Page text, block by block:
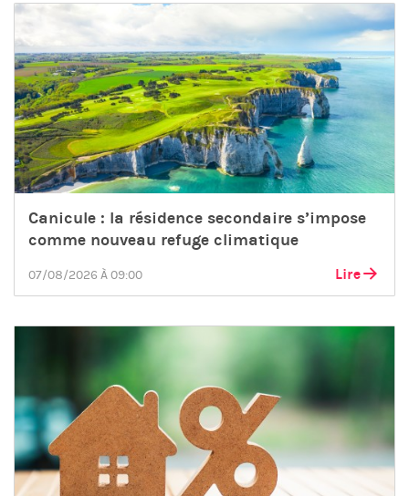
Canicule : la résidence secondaire s’impose
comme nouveau refuge climatique
07/08/2026 À 09:00 Lire